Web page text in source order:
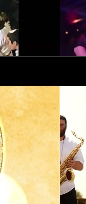
להקת ניגונא רמא -
להקת עידן חדש -
ארמונ-יה - קליפ